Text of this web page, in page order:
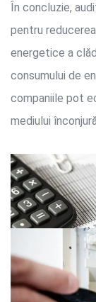
În concluzie,
pentru
energetice a
consumului de
companiile pot
mediului